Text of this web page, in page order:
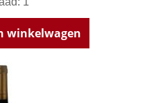
winkelwagen